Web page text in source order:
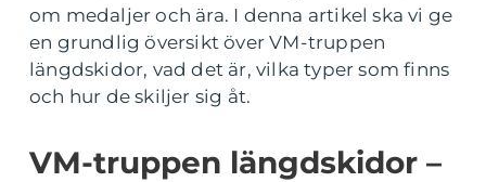
om medaljer och ära. I denna artikel ska vi ge
en grundlig översikt över VM-truppen
längdskidor, vad det är, vilka typer som finns
och hur de skiljer sig åt.
VM-truppen längdskidor –